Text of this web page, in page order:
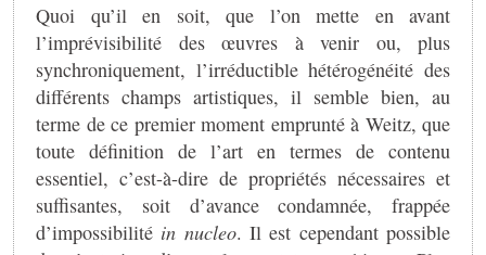
Quoi qu’il en soit, que l’on mette en avant
l’imprévisibilité des œuvres à venir ou, plus
synchroniquement, l’irréductible hétérogénéité des
différents champs artistiques, il semble bien, au
terme de ce premier moment emprunté à Weitz, que
toute définition de l’art en termes de contenu
essentiel, c’est-à-dire de propriétés nécessaires et
suffisantes, soit d’avance condamnée, frappée
d’impossibilité in nucleo. Il est cependant possible